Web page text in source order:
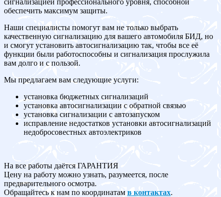
обеспечить максимум защиты.
Наши специалисты помогут вам не только выбрать
качественную сигнализацию для вашего автомобиля БИД, но
и смогут установить автосигнализацию так, чтобы все её
функции были работоспособны и сигнализация прослужила
вам долго и с пользой.
Мы предлагаем вам следующие услуги:
установка бюджетных сигнализаций
установка автосигнализации с обратной связью
установка сигнализации с автозапуском
исправление недостатков установки автосигнализаций
недобросовестных автоэлектриков
На все работы даётся ГАРАНТИЯ
Цену на работу можно узнать, разумеется, после
предварительного осмотра.
Обращайтесь к нам по координатам в контактах.